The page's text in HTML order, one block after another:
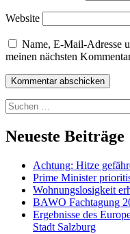
Website
Name, E-Mail-Adresse
meinen nächsten
Kommentar abschicken
Suchen
nach:
Neueste Beiträge
Achtung: Hitze
Prime Minister
Wohnungslosigkeit
BAWO Fachtagung
Ergebnisse des
Stadt Salzburg